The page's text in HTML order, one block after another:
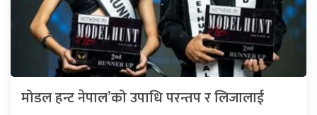
मोडल हन्ट नेपाल’को उपाधि परन्तप र लिजालाई